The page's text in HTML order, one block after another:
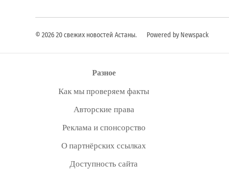
© 2026 20 свежих новостей Астаны. Powered by Newspack
Разное
Как мы проверяем факты
Авторские права
Реклама и спонсорство
О партнёрских ссылках
Доступность сайта